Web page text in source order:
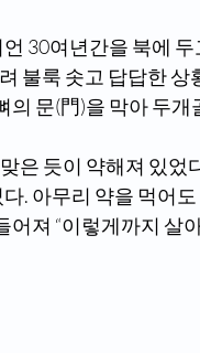
30여년간을 북에 두
불룩 솟고 답답한 상
의 문(門)을 막아 두개
은 듯이 약해져 있었
. 아무리 약을 먹어
어져 “이렇게까지 살